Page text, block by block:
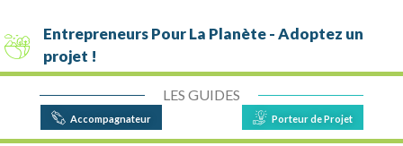
RETOUR AUX FILTRES
Entrepreneurs Pour La Planète - Adoptez un
projet !
LES GUIDES
Accompagnateur Porteur de Projet